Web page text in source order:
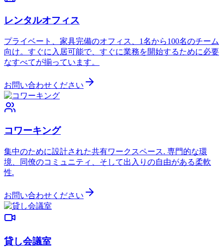
レンタルオフィス
プライベート、家具完備のオフィス、1名から100名のチーム
向け。すぐに入居可能で、すぐに業務を開始するために必要
なすべてが揃っています。
お問い合わせください
コワーキング
集中のために設計された共有ワークスペース. 専門的な環
境、同僚のコミュニティ、そして出入りの自由がある柔軟
性.
お問い合わせください
貸し会議室